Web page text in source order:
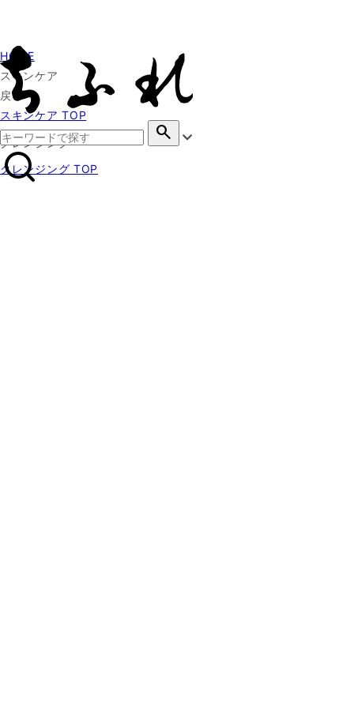
search
HOME
スキンケア
戻る
スキンケア TOP
クレンジング
クレンジング TOP